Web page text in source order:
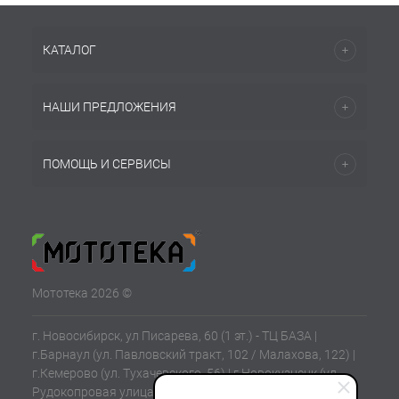
КАТАЛОГ
НАШИ ПРЕДЛОЖЕНИЯ
ПОМОЩЬ И СЕРВИСЫ
Мототека 2026 ©
г. Новосибирск, ул Писарева, 60 (1 эт.) - ТЦ БАЗА |
г.Барнаул (ул. Павловский тракт, 102 / Малахова, 122) |
г.Кемерово (ул. Тухачевского, 56) | г.Новокузнецк (ул.
Рудокопровая улица, 21) | г.Томск (ул. Клюева, 11В)